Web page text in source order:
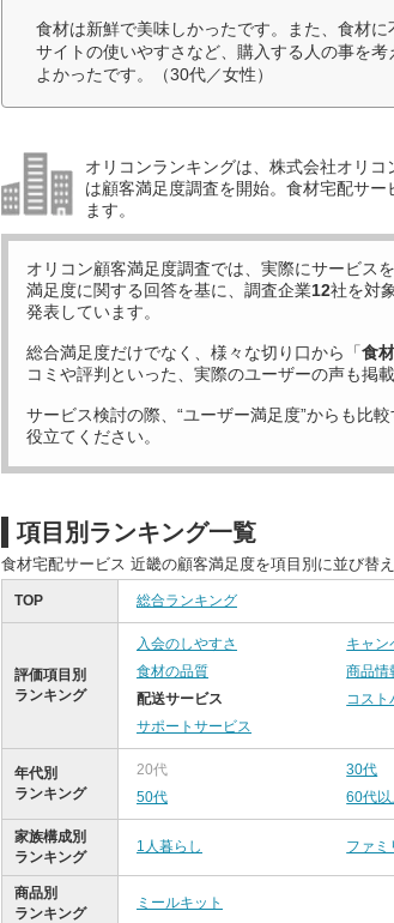
食材は新鮮で美味しかったです。また、食材
サイトの使いやすさなど、購入する人の事を
よかったです。（30代／女性）
オリコンランキングは、株式会社オリ
は顧客満足度調査を開始。食材宅配サ
ます。
オリコン顧客満足度調査では、実際にサービス
満足度に関する回答を基に、調査企業12社を対
発表しています。
総合満足度だけでなく、様々な切り口から「食
コミや評判といった、実際のユーザーの声も掲載
サービス検討の際、“ユーザー満足度”からも比
役立てください。
項目別ランキング一覧
食材宅配サービス 近畿の顧客満足度を項目別に並び替
TOP 総合ランキング
評価項目別
ランキング
入会のしやすさ キャン
食材の品質
商品情
配送サービス
コスト
サポートサービス
年代別
ランキング
20代 30代
50代
60代以
家族構成別
ランキング
1人暮らし ファミ
商品別
ランキング
ミールキット